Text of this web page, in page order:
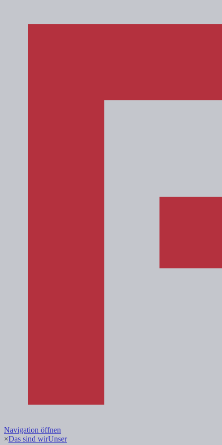
Navigation öffnen
×Das sind wirUnser